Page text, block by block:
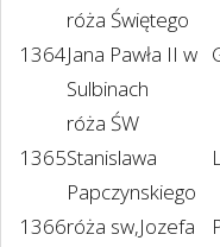
1364
róża Świętego
Jana Pawła II w
Sulbinach
1365
róża ŚW
Stanislawa
Papczynskiego
1366róża sw,Jozefa